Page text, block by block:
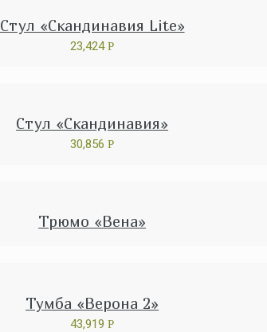
Стул «Скандинавия Lite»
23,424Р
Стул «Скандинавия»
30,856Р
Трюмо «Вена»
Тумба «Верона 2»
43,919Р